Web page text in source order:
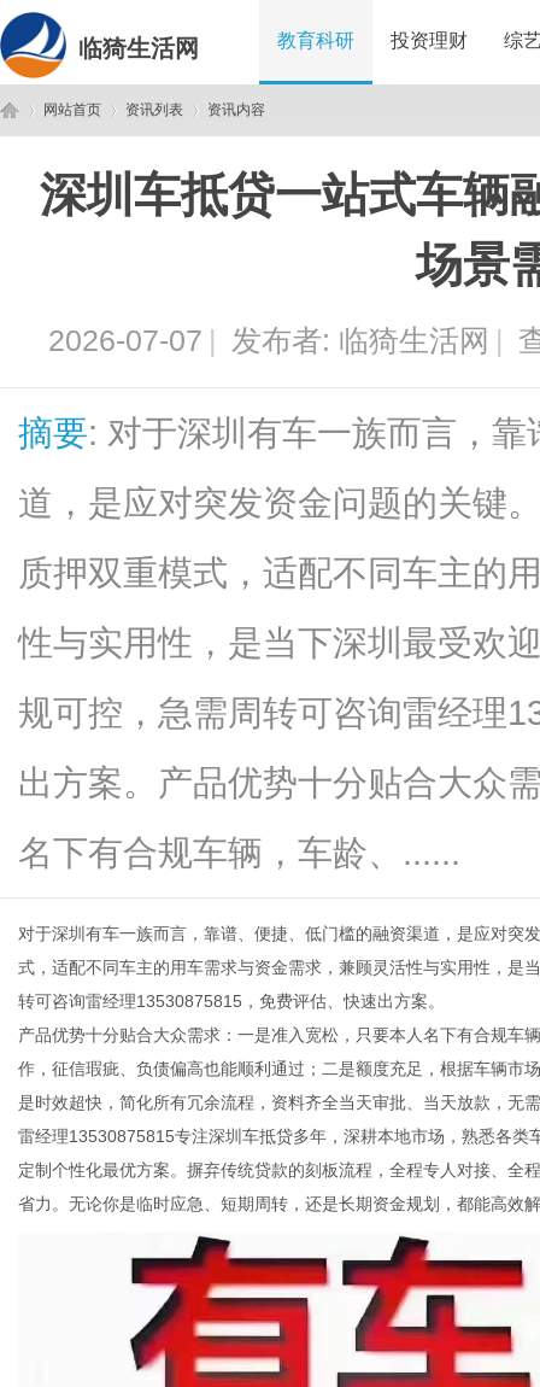
临猗生活网 教育科研 投资理财 综
网站首页
›
资讯列表
›
资讯内容
深圳车抵贷一站式车辆
场景
2026-07-07 | 发布者: 临猗生活网 |
摘要: 对于深圳有车一族而言，
道，是应对突发资金问题的关键
质押双重模式，适配不同车主的
性与实用性，是当下深圳最受欢
规可控，急需周转可咨询雷经理
出方案。产品优势十分贴合大众
名下有合规车辆，车龄、......
对于深圳有车一族而言，靠谱、便捷、低门槛的融资渠道，是应对突
式，适配不同车主的用车需求与资金需求，兼顾灵活性与实用性，是
转可咨询雷经理13530875815，免费评估、快速出方案。
产品优势十分贴合大众需求：一是准入宽松，只要本人名下有合规车
作，征信瑕疵、负债偏高也能顺利通过；二是额度充足，根据车辆市
是时效超快，简化所有冗余流程，资料齐全当天审批、当天放款，无
雷经理13530875815专注深圳车抵贷多年，深耕本地市场，熟悉各
定制个性化最优方案。摒弃传统贷款的刻板流程，全程专人对接、全
省力。无论你是临时应急、短期周转，还是长期资金规划，都能高效